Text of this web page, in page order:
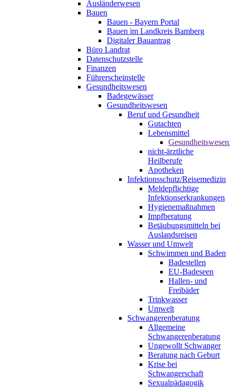
Ausländerwesen
Bauen
Bauen - Bayern Portal
Bauen im Landkreis Bamberg
Digitaler Bauantrag
Büro Landrat
Datenschutzstelle
Finanzen
Führerscheinstelle
Gesundheitswesen
Badegewässer
Gesundheitswesen
Beruf und Gesundheit
Gutachten
Lebensmittel
nicht-ärztliche
Heilberufe
Apotheken
Infektionsschutz/Reisemedizin
Meldepflichtige
Infektionserkrankungen
Hygienemaßnahmen
Impfberatung
Betäubungsmitteln bei
Auslandsreisen
Wasser und Umwelt
Schwimmen und Baden
Badestellen
EU-Badeseen
Hallen- und
Freibäder
Trinkwasser
Umwelt
Schwangerenberatung
Allgemeine
Schwangerenberatung
Ungewollt Schwanger
Beratung nach Geburt
Krise bei
Schwangerschaft
Sexualpädagogik